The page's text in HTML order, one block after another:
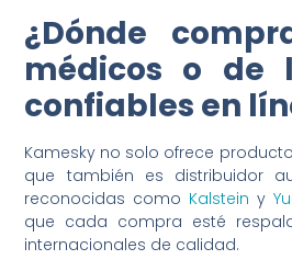
¿Dónde
médicos o de
confiables en
Kamesky no solo ofrece
que también es distribuidor
reconocidas como Kalstein y
que cada compra esté
internacionales de calidad.